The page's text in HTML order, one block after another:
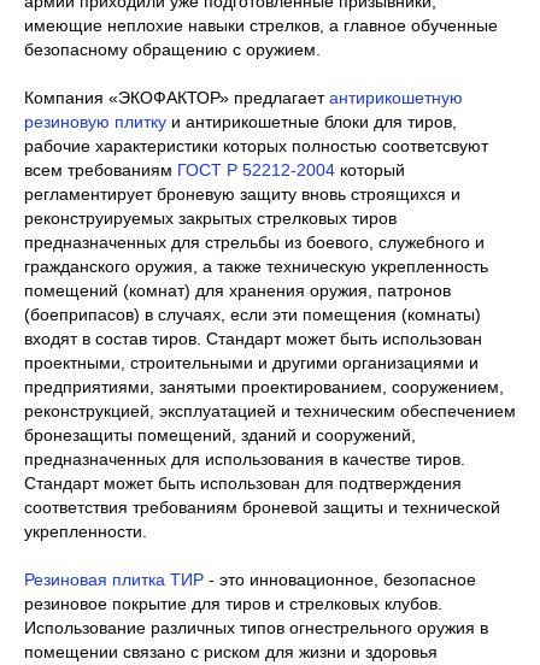
имеющие неплохие навыки стрелков, а главное обученные
безопасному обращению с оружием.
Компания «ЭКОФАКТОР» предлагаетантирикошетную
резиновую плитку и антирикошетные блоки для тиров,
рабочие характеристики которых полностью соответсвуют
всем требованиям ГОСТ Р 52212-2004 который
регламентирует броневую защиту вновь строящихся и
реконструируемых закрытых стрелковых тиров
предназначенных для стрельбы из боевого, служебного и
гражданского оружия, а также техническую укрепленность
помещений (комнат) для хранения оружия, патронов
(боеприпасов) в случаях, если эти помещения (комнаты)
входят в состав тиров. Стандарт может быть использован
проектными, строительными и другими организациями и
предприятиями, занятыми проектированием, сооружением,
реконструкцией, эксплуатацией и техническим обеспечением
бронезащиты помещений, зданий и сооружений,
предназначенных для использования в качестве тиров.
Стандарт может быть использован для подтверждения
соответствия требованиям броневой защиты и технической
укрепленности.
Резиновая плитка ТИР - это инновационное, безопасное
резиновое покрытие для тиров и стрелковых клубов.
Использование различных типов огнестрельного оружия в
помещении связано с риском для жизни и здоровья